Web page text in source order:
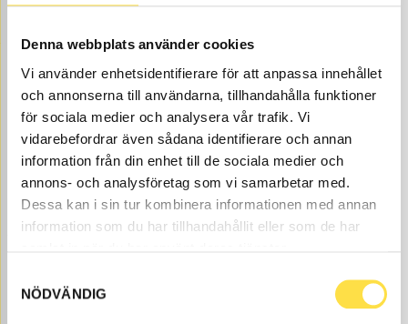
Denna webbplats använder cookies
Vi använder enhetsidentifierare för att anpassa innehållet
och annonserna till användarna, tillhandahålla funktioner
för sociala medier och analysera vår trafik. Vi
vidarebefordrar även sådana identifierare och annan
information från din enhet till de sociala medier och
annons- och analysföretag som vi samarbetar med.
Dessa kan i sin tur kombinera informationen med annan
information som du har tillhandahållit eller som de har
NÖDVÄNDIG
PLANETHÅLLARE SATS
TR8727 Ref. nr 14528727
Åtgår1
Pris exkl.
5 939.00
Beställningsvara, 4-6 dagar ÅTGÅR
KÖP
Kraftöverföring till EC180B grävmaskin finns som
volvodelar hos oss på BA Trading. Våra Kraftöverföring
till grävmaskin EC180B finns som nya eller begagnade
och varsamt renoverade volvodelar både som original
och icke original. Vi har volvodelar till kraftöverföring